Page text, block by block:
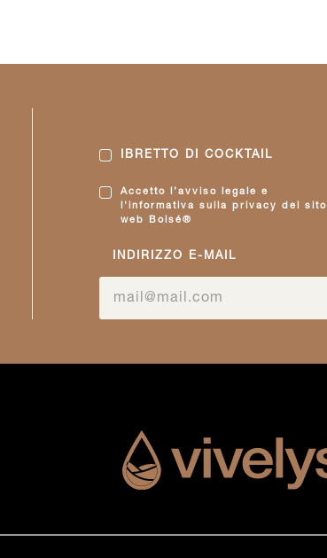
IBRETTO DI COCKTAIL
Accetto l’avviso legale e
l'informativa sulla privacy del sito
web Boisé®
INDIRIZZO E-MAIL